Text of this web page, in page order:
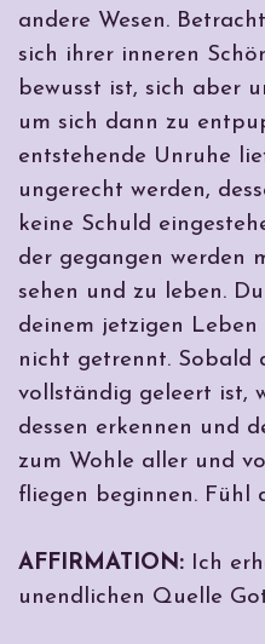
andere Wesen.
sich ihrer inneren
bewusst ist, sich aber
um sich dann zu
entstehende Unruhe
ungerecht werden,
keine Schuld
der gegangen werden
sehen und zu leben.
deinem jetzigen
nicht getrennt. Sobald
vollständig geleert ist,
dessen erkennen und
zum Wohle aller und
fliegen beginnen. Fühl
AFFIRMATION: Ich
unendlichen Quelle